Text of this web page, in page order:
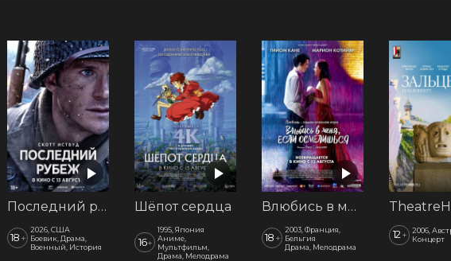
Последний рубеж
18 +
2026, США
Боевик, Драма,
Военный, История
Шёпот сердца
16+
1995, Япония
Аниме,
Мультфильм,
Драма, Мелодрама
Влюбись в меня, если осмелишься
18 +
2003, Франция,
Бельгия
Драма, Мелодрама
12+
2006,
Концерт